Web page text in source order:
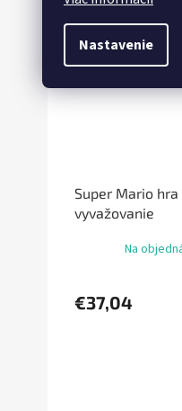
Nastavenie
Predobjednávka
Super Mario
vyvažovanie
Na
€37,04